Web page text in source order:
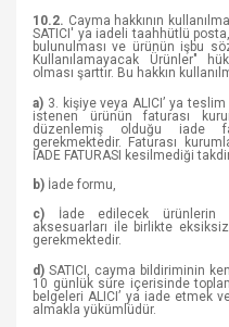
10.2. Cayma hakkının
SATICI' ya iadeli taahhütlü
bulunulması ve ürünün işbu
Kullanılamayacak Ürünler"
olması şarttır. Bu hakkın
a) 3. kişiye veya ALICI’ ya
istenen ürünün faturası
düzenlemiş olduğu iade
gerekmektedir. Faturası
İADE FATURASI kesilmediği
b) İade formu,
c) İade edilecek ürünlerin
aksesuarları ile birlikte
gerekmektedir.
d) SATICI, cayma bildiriminin
10 günlük süre içerisinde
belgeleri ALICI’ ya iade etmek
almakla yükümlüdür.